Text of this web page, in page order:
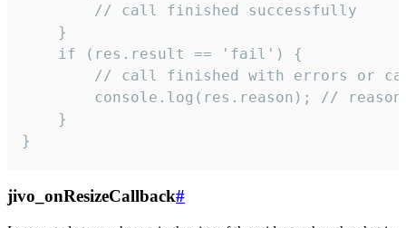
        // call finished successfully
    }
    if (res.result == 'fail') {
// call finished with errors or
console.log(res.reason); //
    }
}
jivo_onResizeCallback#